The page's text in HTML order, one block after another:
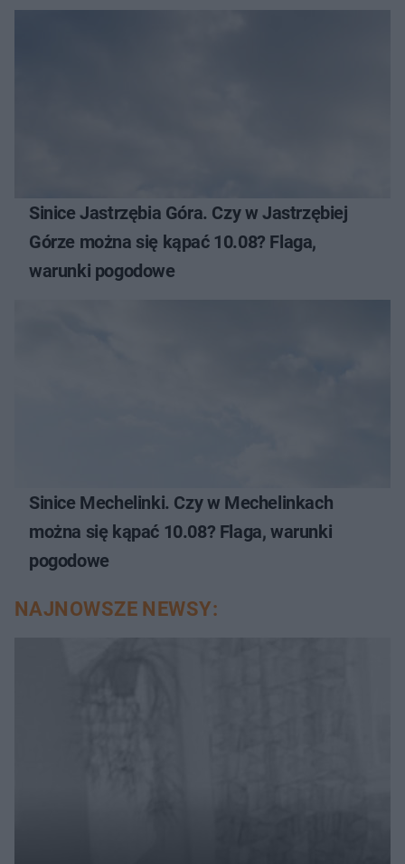
Sinice Jastrzębia Góra. Czy w Jastrzębiej
Górze można się kąpać 10.08? Flaga,
warunki pogodowe
Sinice Mechelinki. Czy w Mechelinkach
można się kąpać 10.08? Flaga, warunki
pogodowe
NAJNOWSZE NEWSY: